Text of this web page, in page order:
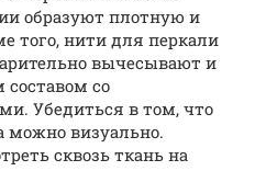
образуют плотную и
того, нити для перкали
вычесывают и
со
Убедиться в том, что
можно визуально.
сквозь ткань на